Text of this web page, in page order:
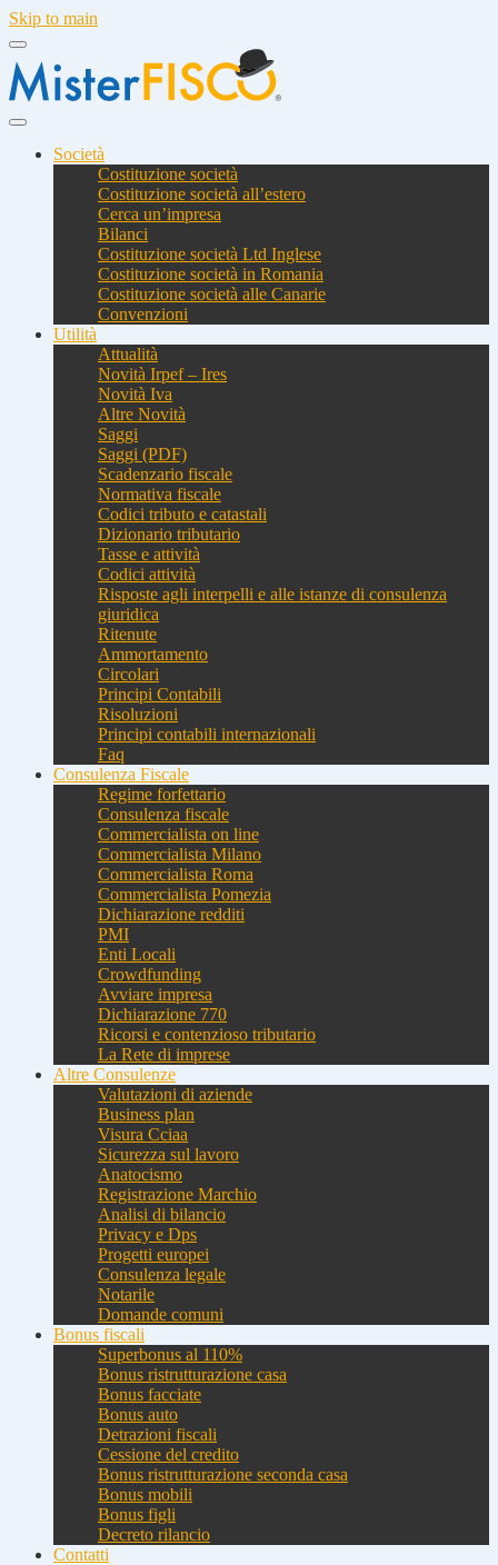
Skip to main
Società
Costituzione società
Costituzione società all’estero
Cerca un’impresa
Bilanci
Costituzione società Ltd Inglese
Costituzione società in Romania
Costituzione società alle Canarie
Convenzioni
Utilità
Attualità
Novità Irpef – Ires
Novità Iva
Altre Novità
Saggi
Saggi (PDF)
Scadenzario fiscale
Normativa fiscale
Codici tributo e catastali
Dizionario tributario
Tasse e attività
Codici attività
Risposte agli interpelli e alle istanze di consulenza
giuridica
Ritenute
Ammortamento
Circolari
Principi Contabili
Risoluzioni
Principi contabili internazionali
Faq
Consulenza Fiscale
Regime forfettario
Consulenza fiscale
Commercialista on line
Commercialista Milano
Commercialista Roma
Commercialista Pomezia
Dichiarazione redditi
PMI
Enti Locali
Crowdfunding
Avviare impresa
Dichiarazione 770
Ricorsi e contenzioso tributario
La Rete di imprese
Altre Consulenze
Valutazioni di aziende
Business plan
Visura Cciaa
Sicurezza sul lavoro
Anatocismo
Registrazione Marchio
Analisi di bilancio
Privacy e Dps
Progetti europei
Consulenza legale
Notarile
Domande comuni
Bonus fiscali
Superbonus al 110%
Bonus ristrutturazione casa
Bonus facciate
Bonus auto
Detrazioni fiscali
Cessione del credito
Bonus ristrutturazione seconda casa
Bonus mobili
Bonus figli
Decreto rilancio
Contatti